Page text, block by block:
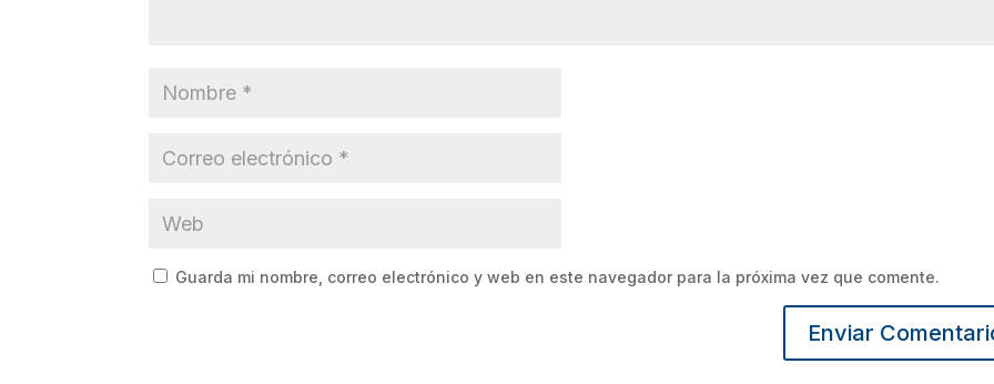
Guarda mi nombre, correo electrónico y web en este navegador para la próxima vez que comente.